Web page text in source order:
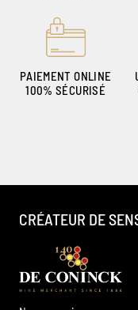
PAIEMENT ONLINE
100% SÉCURISÉ
CRÉATEUR DE